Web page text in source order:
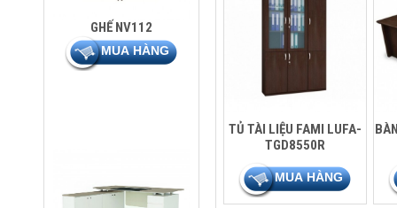
GHẾ NV112
TỦ TÀI LIỆU FAMI LUFA-
TGD8550R